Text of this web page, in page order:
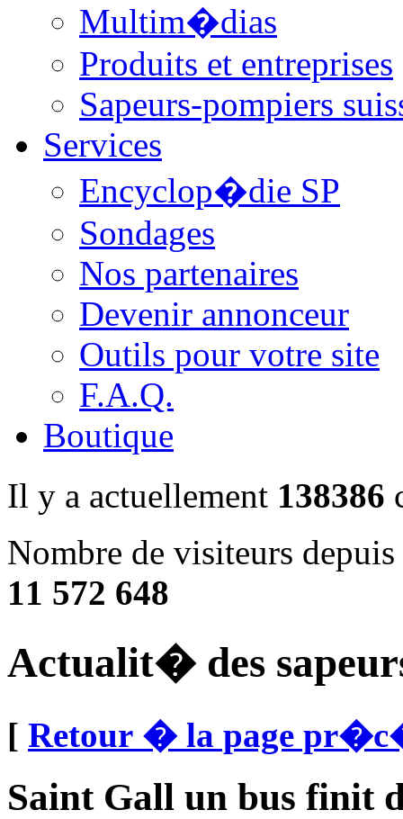
Multim�dias
Produits et entreprises
Sapeurs-pompiers
Services
Encyclop�die SP
Sondages
Nos partenaires
Devenir annonceur
Outils pour votre site
F.A.Q.
Boutique
Il y a actuellement 138386
Nombre de visiteurs
11 572 648
Actualit� des
[ Retour � la page
Saint Gall un bus finit